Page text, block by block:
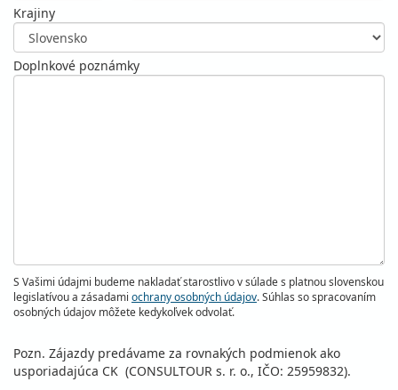
Krajiny
Doplnkové poznámky
S Vašimi údajmi budeme nakladať starostlivo v súlade s platnou slovenskou
legislatívou a zásadami ochrany osobných údajov. Súhlas so spracovaním
osobných údajov môžete kedykoľvek odvolať.
Pozn. Zájazdy predávame za rovnakých podmienok ako
usporiadajúca CK (CONSULTOUR s. r. o., IČO: 25959832).